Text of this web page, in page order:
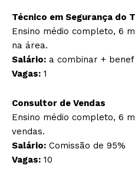
Técnico em Segurança do
Ensino médio completo, 6
na área.
Salário: a combinar +
Vagas: 1
Consultor de Vendas
Ensino médio completo, 6
vendas.
Salário: Comissão de 95%
Vagas: 10